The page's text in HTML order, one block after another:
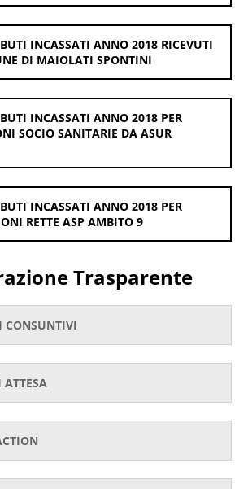
INCASSATI ANNO 2018 RICEVUTI
DI MAIOLATI SPONTINI
INCASSATI ANNO 2018 PER
SOCIO SANITARIE DA ASUR
INCASSATI ANNO 2018 PER
RETTE ASP AMBITO 9
Trasparente
CONSUNTIVI
ATTESA